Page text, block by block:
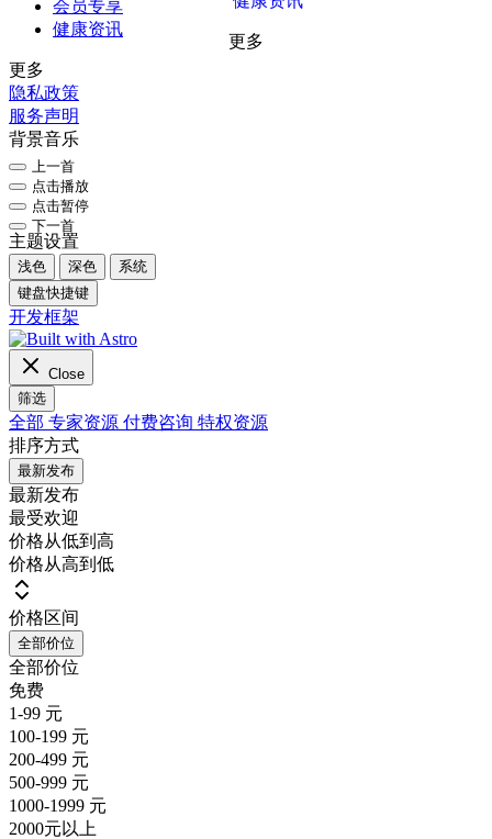
会员专享
健康资讯
更多
更多
隐私政策
服务声明
背景音乐
上一首
点击播放
点击暂停
下一首
主题设置
浅色 深色
系统
键盘快捷键
开发框架
Close
筛选
全部 专家资源 付费咨询 特权资源
排序方式
最新发布
最新发布
最受欢迎
价格从低到高
价格从高到低
价格区间
全部价位
全部价位
免费
1-99 元
100-199 元
200-499 元
500-999 元
1000-1999 元
2000元以上